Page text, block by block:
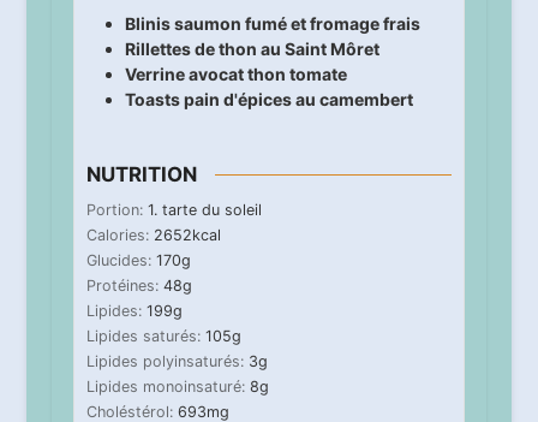
Blinis saumon fumé et fromage frais
Rillettes de thon au Saint Môret
Verrine avocat thon tomate
Toasts pain d'épices au camembert
NUTRITION
Portion: 1. tarte du soleil
Calories: 2652kcal
Glucides: 170g
Protéines: 48g
Lipides: 199g
Lipides saturés: 105g
Lipides polyinsaturés: 3g
Lipides monoinsaturé: 8g
Choléstérol: 693mg